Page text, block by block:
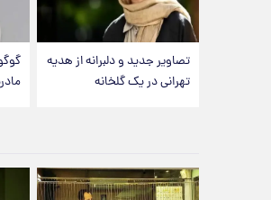
تصاویر جدید و دلبرانه از هدیه
تهرانی در یک گلخانه